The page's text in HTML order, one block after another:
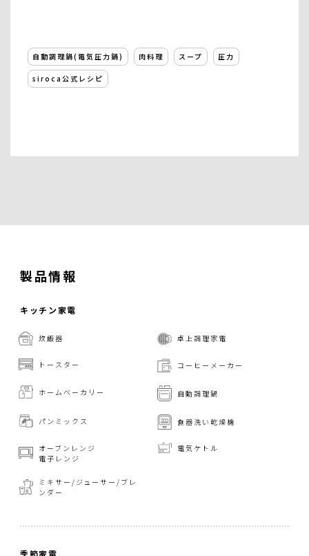
自動調理鍋(電気圧力鍋) 肉料理 スープ 圧力
siroca公式レシピ
製品情報
キッチン家電
炊飯器 卓上調理家電
トースター コーヒーメーカー
ホームベーカリー 自動調理鍋
パンミックス 食器洗い乾燥機
オーブンレンジ
電子レンジ
電気ケトル
ミキサー/ジューサー/ ブレ
ンダー
季節家電